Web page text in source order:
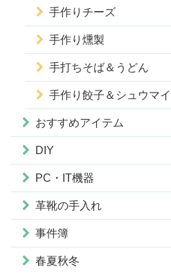
手作りチーズ
手作り燻製
手打ちそば＆うどん
手作り餃子＆シュウマイ
おすすめアイテム
DIY
PC・IT機器
革靴の手入れ
事件簿
春夏秋冬